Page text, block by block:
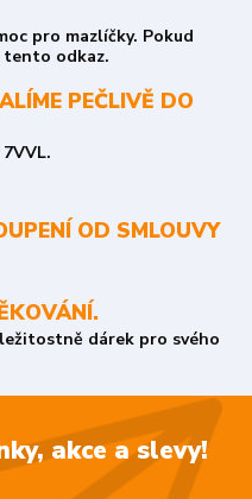
pro mazlíčky. Pokud
odkaz.
PEČLIVĚ DO
OD SMLOUVY
dárek pro svého
akce a slevy!